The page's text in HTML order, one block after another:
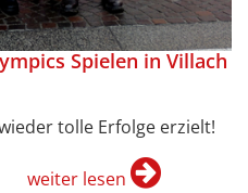
Spielen in Villach
tolle Erfolge erzielt!
weiter lesen